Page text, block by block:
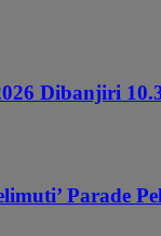
Dibanjiri
Parade